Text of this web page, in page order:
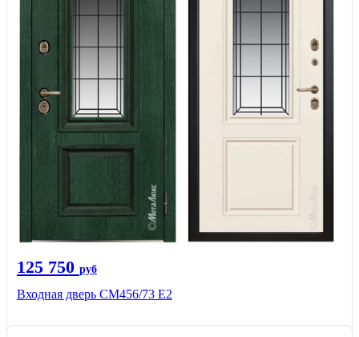
125 750 руб
Входная дверь СМ456/73 Е2